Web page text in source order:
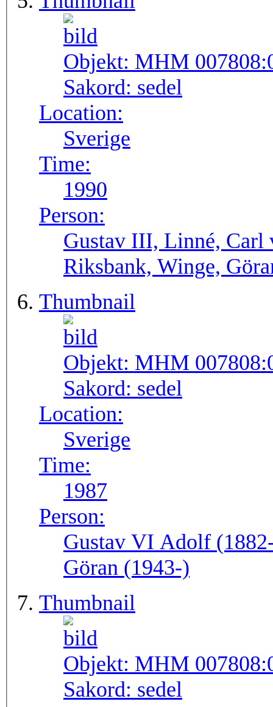
Objekt: MHM
Sakord: sedel
Location:
Sverige
Time:
1990
Person:
Gustav III, Linné, Carl
Riksbank, Winge,
Thumbnail
Objekt: MHM
Sakord: sedel
Location:
Sverige
Time:
1987
Person:
Gustav VI Adolf
Göran (1943-)
Thumbnail
Objekt: MHM
Sakord: sedel